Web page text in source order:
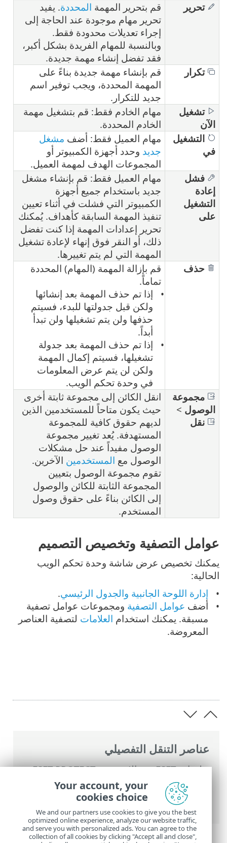
عناصر التنقل التفصيلي
تعليمات ESET عبر الإنترنت >
ESET PROTECT
>
استخدام ‎ESET PROTECT
>القائمة الرئيسية
ESET PROTECT
>المهام> نظرة عامة على
المهام
تحرير
قم بتحرير المهمة المحددة. يفيد
تحرير مهام موجودة عند الحاجة إلى
إجراء تعديلات محدودة فقط.
وبالنسبة للمهام الفريدة بشكل أكبر،
فقد تفضل إنشاء مهمة جديدة.
تكرار
قم بإنشاء مهمة جديدة بناءً على
المهمة المحددة، ويجب توفير اسم
جديد للتكرار.
تشغيل
الآن
مهام الخادم فقط: قم بتشغيل مهمة
الخادم المحددة.
التشغيل
في
مهام العميل فقط: أضف مشغل
جديد وحدد أجهزة الكمبيوتر أو
المجموعات الهدف لمهمة العميل.
فشل
إعادة
التشغيل
على
مهام العميل فقط: قم بإنشاء مشغل
جديد باستخدام جميع أجهزة
الكمبيوتر التي فشلت في أثناء تعيين
تنفيذ المهمة السابقة كأهداف. يُمكنك
تحرير إعدادات المهمة إذا كنت تفضل
ذلك، أو النقر فوق إنهاء لإعادة تشغيل
المهمة التي لم يتم تغييرها.
حذف
قم بإزالة المهمة (المهام) المحددة
تماماً.
إذا تم حذف المهمة بعد إنشائها
ولكن قبل جدولتها للبدء، فسيتم
حذفها ولن يتم تشغيلها ولن تبدأ
أبداً.
إذا تم حذف المهمة بعد جدولة
تشغيلها، فسيتم إكمال المهمة
ولكن لن يتم عرض المعلومات
في وحدة تحكم الويب.
مجموعة
الوصول >
نقل
انقل الكائن إلى مجموعة ثابتة أخرى
حيث يكون متاحاً للمستخدمين الذين
لديهم حقوق كافية للمجموعة
المستهدفة. يُعد تغيير مجموعة
الوصول مفيداً عند حل مشكلات
الوصول مع المستخدمين الآخرين.
تقوم مجموعة الوصول بتعيين
المجموعة الثابتة للكائن والوصول
إلى الكائن بناءً على حقوق وصول
المستخدم.
عوامل التصفية وتخصيص التصميم
يمكنك تخصيص عرض شاشة وحدة تحكم الويب
الحالية:
إدارة اللوحة الجانبية والجدول الرئيسي.
أضف عوامل التصفية ومجموعات عوامل تصفية
مسبقة. يمكنك استخدام العلامات لتصفية العناصر
المعروضة.
Your account, your
cookies choice
We and our partners use cookies to give you the best
optimized online experience, analyze our website traffic,
and serve you with personalized ads. You can agree to the
collection of all cookies by clicking "Accept all and close",